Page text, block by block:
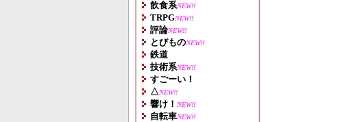
飲食系NEW!!
TRPGNEW!!
評論NEW!!
とびものNEW!!
鉄道
技術系NEW!!
すごーい！
△NEW!!
響け！ NEW!!
自転車NEW!!